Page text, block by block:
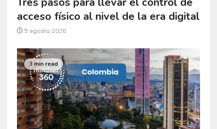
acceso físico al nivel de la era digital
5 agosto, 2026
3 min read